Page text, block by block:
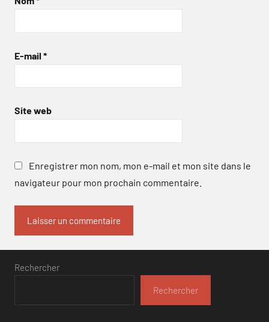
E-mail *
Site web
Enregistrer mon nom, mon e-mail et mon site dans le
navigateur pour mon prochain commentaire.
Rechercher
Rechercher